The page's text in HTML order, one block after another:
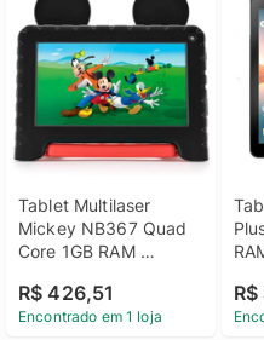
Tablet Multilaser
Mickey NB367 Quad
Core 1GB RAM
Bluetooth 32GB Tela
7" - Preto
R$ 426,51
Encontrado em 1 loja